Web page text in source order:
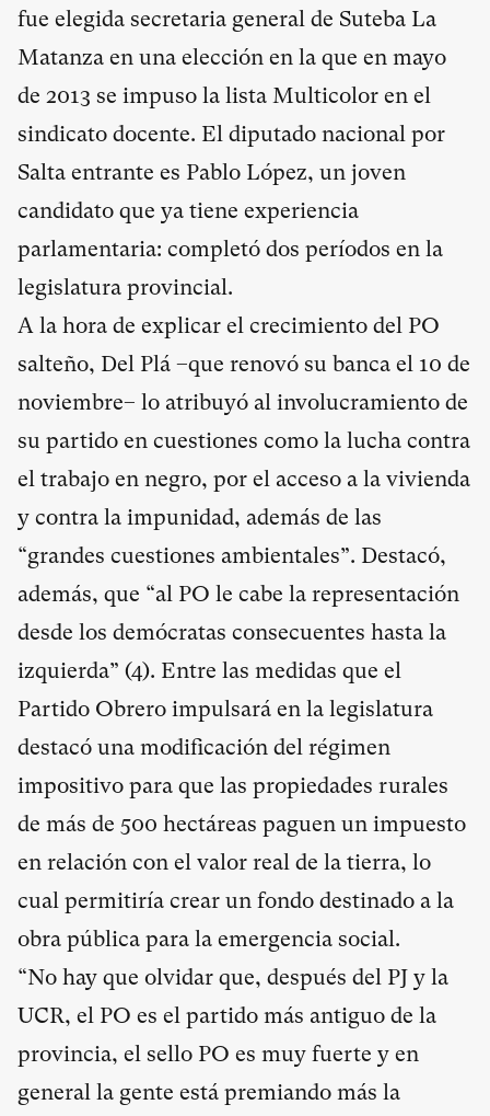
fue elegida secretaria general de Suteba La
Matanza en una elección en la que en mayo
de 2013 se impuso la lista Multicolor en el
sindicato docente. El diputado nacional por
Salta entrante es Pablo López, un joven
candidato que ya tiene experiencia
parlamentaria: completó dos períodos en la
legislatura provincial.
A la hora de explicar el crecimiento del PO
salteño, Del Plá –que renovó su banca el 10 de
noviembre– lo atribuyó al involucramiento de
su partido en cuestiones como la lucha contra
el trabajo en negro, por el acceso a la vivienda
y contra la impunidad, además de las
“grandes cuestiones ambientales”. Destacó,
además, que “al PO le cabe la representación
desde los demócratas consecuentes hasta la
izquierda” (4). Entre las medidas que el
Partido Obrero impulsará en la legislatura
destacó una modificación del régimen
impositivo para que las propiedades rurales
de más de 500 hectáreas paguen un impuesto
en relación con el valor real de la tierra, lo
cual permitiría crear un fondo destinado a la
obra pública para la emergencia social.
“No hay que olvidar que, después del PJ y la
UCR, el PO es el partido más antiguo de la
provincia, el sello PO es muy fuerte y en
general la gente está premiando más la